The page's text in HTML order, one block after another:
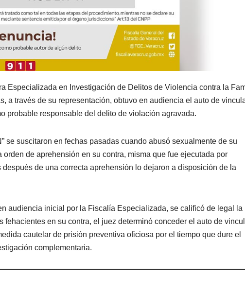
Especializada en Investigación de Delitos de Violencia contra la
a través de su representación, obtuvo en audiencia el auto de
probable responsable del delito de violación agravada.
se suscitaron en fechas pasadas cuando abusó sexualmente de su
de aprehensión en su contra, misma que fue ejecutada por
de una correcta aprehensión lo dejaron a disposición de la
audiencia inicial por la Fiscalía Especializada, se calificó de legal la
fehacientes en su contra, el juez determinó conceder el auto de
cautelar de prisión preventiva oficiosa por el tiempo que dure el
complementaria.